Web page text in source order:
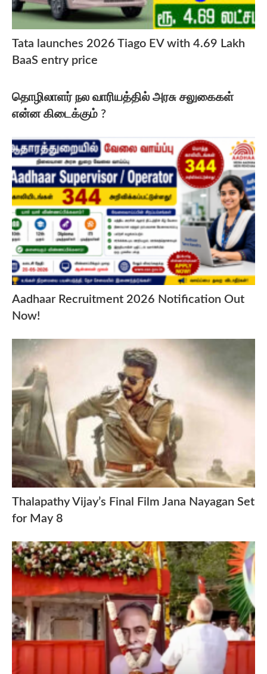
Tata launches 2026 Tiago EV with 4.69 Lakh
BaaS entry price
தொழிலாளர் நல வாரியத்தில் அரசு சலுகைகள்
என்ன கிடைக்கும் ?
Aadhaar Recruitment 2026 Notification Out
Now!
Thalapathy Vijay’s Final Film Jana Nayagan Set
for May 8